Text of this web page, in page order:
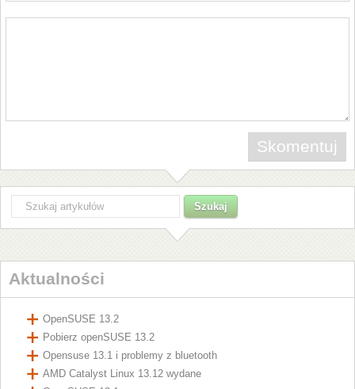
Aktualności
OpenSUSE 13.2
Pobierz openSUSE 13.2
Opensuse 13.1 i problemy z bluetooth
AMD Catalyst Linux 13.12 wydane